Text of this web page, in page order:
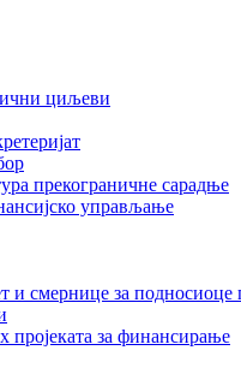
циљеви
прекограничне сарадње
управљање
и смернице за подносиоце
пројеката за финансирање